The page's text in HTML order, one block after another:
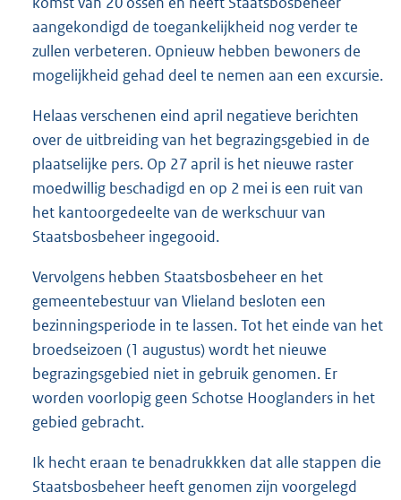
aangekondigd de toegankelijkheid nog verder te
zullen verbeteren. Opnieuw hebben bewoners de
mogelijkheid gehad deel te nemen aan een excursie.
Helaas verschenen eind april negatieve berichten
over de uitbreiding van het begrazingsgebied in de
plaatselijke pers. Op 27 april is het nieuwe raster
moedwillig beschadigd en op 2 mei is een ruit van
het kantoorgedeelte van de werkschuur van
Staatsbosbeheer ingegooid.
Vervolgens hebben Staatsbosbeheer en het
gemeentebestuur van Vlieland besloten een
bezinningsperiode in te lassen. Tot het einde van het
broedseizoen (1 augustus) wordt het nieuwe
begrazingsgebied niet in gebruik genomen. Er
worden voorlopig geen Schotse Hooglanders in het
gebied gebracht.
Ik hecht eraan te benadrukkken dat alle stappen die
Staatsbosbeheer heeft genomen zijn voorgelegd